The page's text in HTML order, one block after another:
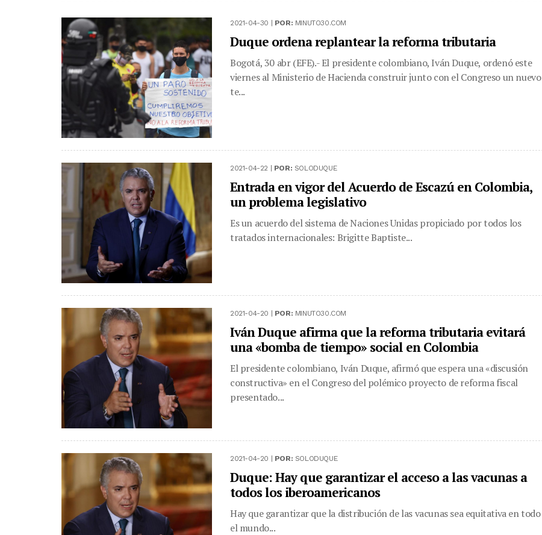
2021-04-30 | POR: MINUTO30.COM
Duque ordena replantear la reforma tributaria
Bogotá, 30 abr (EFE).- El presidente colombiano, Iván Duque, ordenó este
viernes al Ministerio de Hacienda construir junto con el Congreso un nuevo
te...
2021-04-22 | POR: SOLODUQUE
Entrada en vigor del Acuerdo de Escazú en Colombia,
un problema legislativo
Es un acuerdo del sistema de Naciones Unidas propiciado por todos los
tratados internacionales: Brigitte Baptiste...
2021-04-20 | POR: MINUTO30.COM
Iván Duque afirma que la reforma tributaria evitará
una «bomba de tiempo» social en Colombia
El presidente colombiano, Iván Duque, afirmó que espera una «discusión
constructiva» en el Congreso del polémico proyecto de reforma fiscal
presentado...
2021-04-20 | POR: SOLODUQUE
Duque: Hay que garantizar el acceso a las vacunas a
todos los iberoamericanos
Hay que garantizar que la distribución de las vacunas sea equitativa en todo
el mundo...